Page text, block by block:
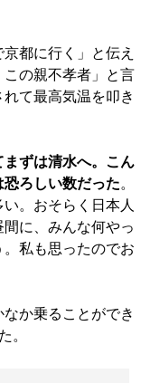
都に行く」と伝え
の親不孝者」と言
て最高気温を叩き
ずは清水へ。こん
ろしい数だった。
。おそらく日本人
に、みんな何やっ
私も思ったのでお
か乗ることができ
。